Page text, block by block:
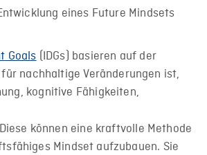
eines Future Mindsets
Goals(IDGs) basieren auf der
nachhaltige Veränderungen ist,
kognitive Fähigkeiten,
können eine kraftvolle Methode
Mindset aufzubauen. Sie